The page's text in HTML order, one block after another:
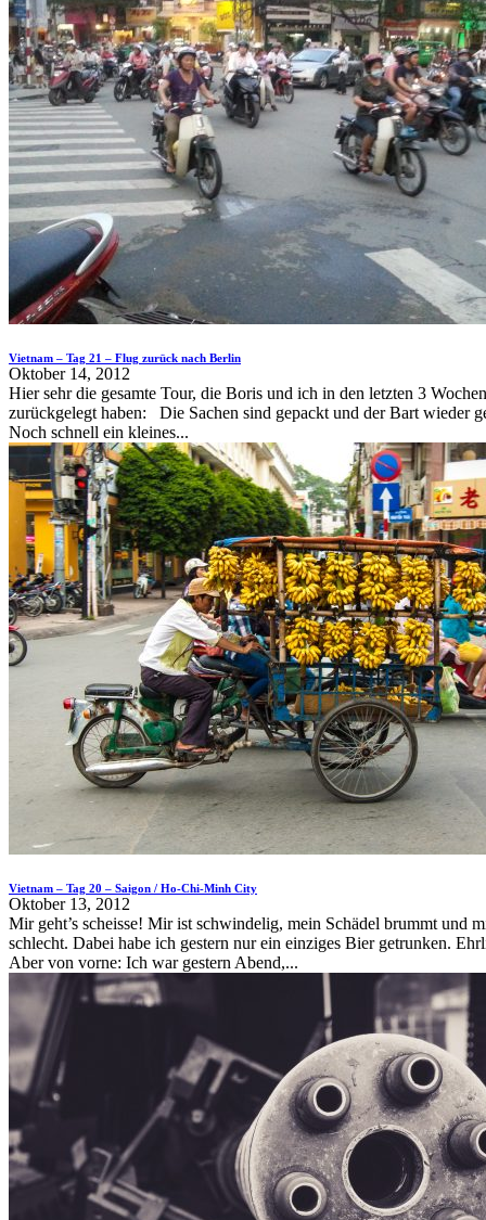
Vietnam – Tag 21 – Flug zurück nach Berlin
Oktober 14, 2012
Hier sehr die gesamte Tour, die Boris und ich in den letzten 3 Wochen
zurückgelegt haben: Die Sachen sind gepackt und der Bart wieder
Noch schnell ein kleines...
Vietnam – Tag 20 – Saigon / Ho-Chi-Minh City
Oktober 13, 2012
Mir geht’s scheisse! Mir ist schwindelig, mein Schädel brummt und
schlecht. Dabei habe ich gestern nur ein einziges Bier getrunken.
Aber von vorne: Ich war gestern Abend,...